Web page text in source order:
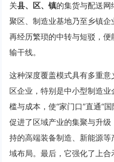
关县、区、镇的集货与配送
聚区、制造业基地乃至乡镇
再经历繁琐的中转与短驳，
输干线。
这种深度覆盖模式具有多重
区企业，特别是中小型制造
槛与成本，使“家门口”直通“
促进了区域产业的集聚与升
持的高端装备制造、新能源
域布局。最后，它强化了上